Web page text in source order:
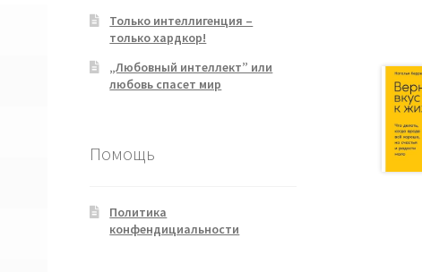
Только интеллигенция –
только хардкор!
„Любовный интеллект” или
любовь спасет мир
Помощь
Политика
конфендициальности